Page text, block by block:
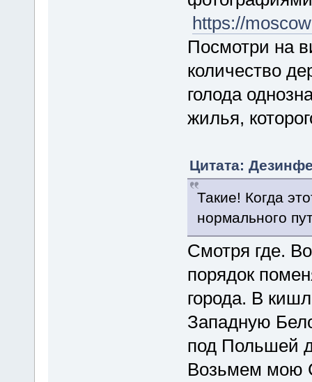
https://
Посмотри на
количество
голода
жилья,
Цитата:
Такие! Когда
нормального
Смотря где.
порядок
города. В
Западную
под Польшей
Возьмем мою